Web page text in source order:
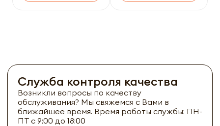
Служба контроля качества
Возникли вопросы по качеству
обслуживания? Мы свяжемся с Вами в
ближайшее время. Время работы службы: ПН-
ПТ с 9:00 до 18:00